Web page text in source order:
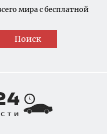
мира с бесплатной
Поиск